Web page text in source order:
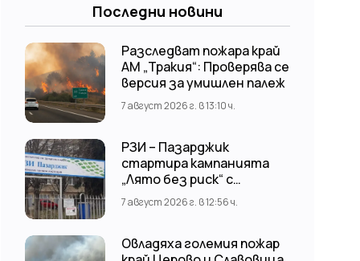
Последни новини
Разследват пожара край
АМ „Тракия“: Проверява се
версия за умишлен палеж
7 август 2026 г. в 13:10 ч.
РЗИ – Пазарджик
стартира кампанията
„Лято без риск“ с
безплатни и анонимни
изследвания за ХИВ
7 август 2026 г. в 12:56 ч.
Овладяха големия пожар